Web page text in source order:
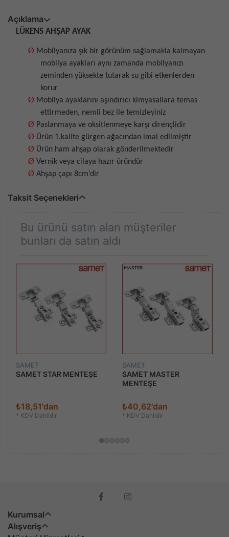
Açıklama
LÜKENS AHŞAP AYAK
Ø Mobilyanıza şık bir görünüm sağlamakla kalmayan
mobilya ayakları aynı zamanda mobilyanızı
zeminden yüksekte tutarak su gibi etkenlerden
korur
Ø Mobilya ayaklarını aşındırıcı kimyasallara temas
ettirmeden, nemli bez ile temizleyiniz
Ø Paslanmaya ve oksitlenmeye karşı dirençlidir
Ø Ürün 1.kalite gürgen ağacından imal edilmiştir
Ø Ürün ham ahşap olarak gönderilmektedir
Ø Vernik veya cilaya hazır üründür
Ø Ahşap çapı 8cm’dir
Taksit Seçenekleri
Bu ürünü satın alan müşteriler
bunları da satın aldı
SAMET
SAMET STAR MENTEŞE
₺18,51'dan
* KDV Dahildir
SAMET
SAMET MASTER
MENTEŞE
₺40,62'dan
* KDV Dahildir
Kurumsal
Alışveriş